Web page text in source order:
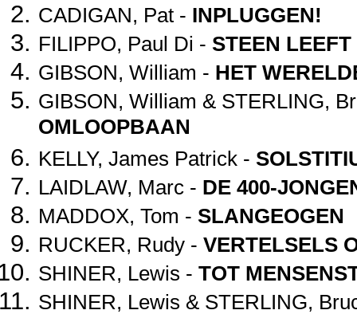
CADIGAN, Pat - INPLUGGEN!
FILIPPO, Paul Di - STEEN LEEFT
GIBSON, William - HET
GIBSON, William & STERLING,
OMLOOPBAAN
KELLY, James Patrick -
LAIDLAW, Marc - DE 400-
MADDOX, Tom - SLANGEOGEN
RUCKER, Rudy - VERTELSELS
SHINER, Lewis - TOT
SHINER, Lewis & STERLING,